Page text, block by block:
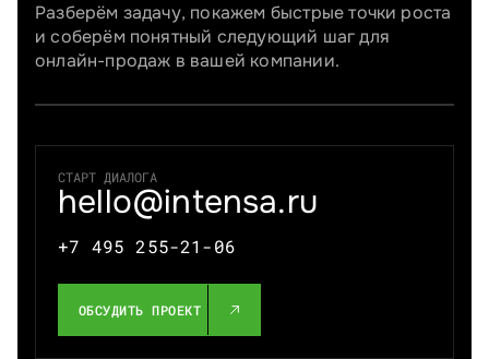
Разберём задачу, покажем быстрые точки роста
и соберём понятный следующий шаг для
онлайн-продаж в вашей компании.
СТАРТ ДИАЛОГА
hello@intensa.ru
+7 495 255-21-06
ОБСУДИТЬ ПРОЕКТ